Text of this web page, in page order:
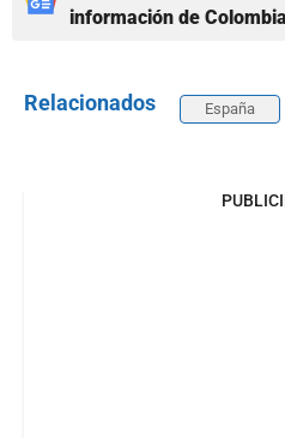
información de
Relacionados España